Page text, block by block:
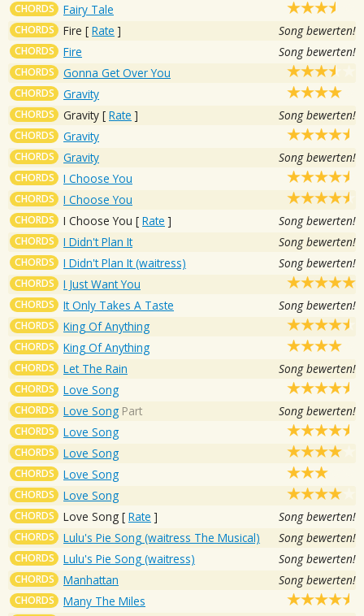
CHORDS Fairy Tale
CHORDS Fire [ Rate ] Song bewerten!
CHORDS Fire Song bewerten!
CHORDS Gonna Get Over You
CHORDS Gravity
CHORDS Gravity [ Rate ] Song bewerten!
CHORDS Gravity
CHORDS Gravity Song bewerten!
CHORDS I Choose You
CHORDS I Choose You
CHORDS I Choose You [ Rate ] Song bewerten!
CHORDS I Didn't Plan It Song bewerten!
CHORDS I Didn't Plan It (waitress) Song bewerten!
CHORDS I Just Want You
CHORDS It Only Takes A Taste Song bewerten!
CHORDS King Of Anything
CHORDS King Of Anything
CHORDS Let The Rain Song bewerten!
CHORDS Love Song
CHORDS Love Song Part Song bewerten!
CHORDS Love Song
CHORDS Love Song
CHORDS Love Song
CHORDS Love Song
CHORDS Love Song [ Rate ] Song bewerten!
CHORDS Lulu's Pie Song (waitress The Musical) Song bewerten!
CHORDS Lulu's Pie Song (waitress) Song bewerten!
CHORDS Manhattan Song bewerten!
CHORDS Many The Miles